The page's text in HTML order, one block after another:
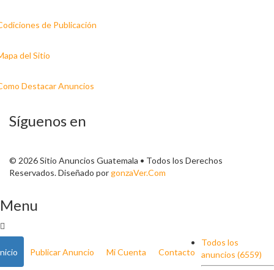
de Publicación
del Sitio
Destacar Anuncios
Síguenos en
© 2026 Sitio Anuncios Guatemala • Todos los Derechos
Reservados. Diseñado porgonzaVer.Com
Menu
Publicar Anuncio Mi Cuenta Contacto
Todos los
anuncios (6559)